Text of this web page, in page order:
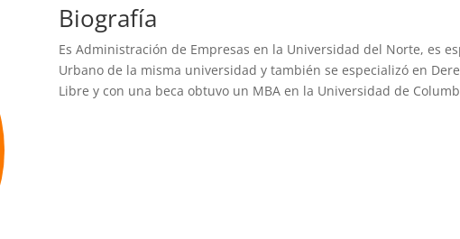
Biografía​
Es Administración de Empresas en la Universidad del Norte, es
Urbano de la misma universidad y también se especializó en
Libre y con una beca obtuvo un MBA en la Universidad de